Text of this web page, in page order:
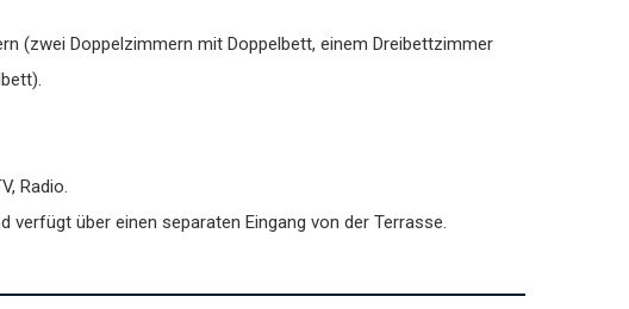
(zwei Doppelzimmern mit Doppelbett, einem Dreibettzimmer
Radio.
über einen separaten Eingang von der Terrasse.